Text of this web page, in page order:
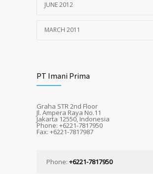
JUNE 2012
MARCH 2011
PT Imani Prima
Graha STR 2nd Floor
Jl. Ampera Raya No.11
Jakarta 12550, Indonesia
Phone: +6221-7817950
Fax: +6221-7817987
Phone: +6221-7817950